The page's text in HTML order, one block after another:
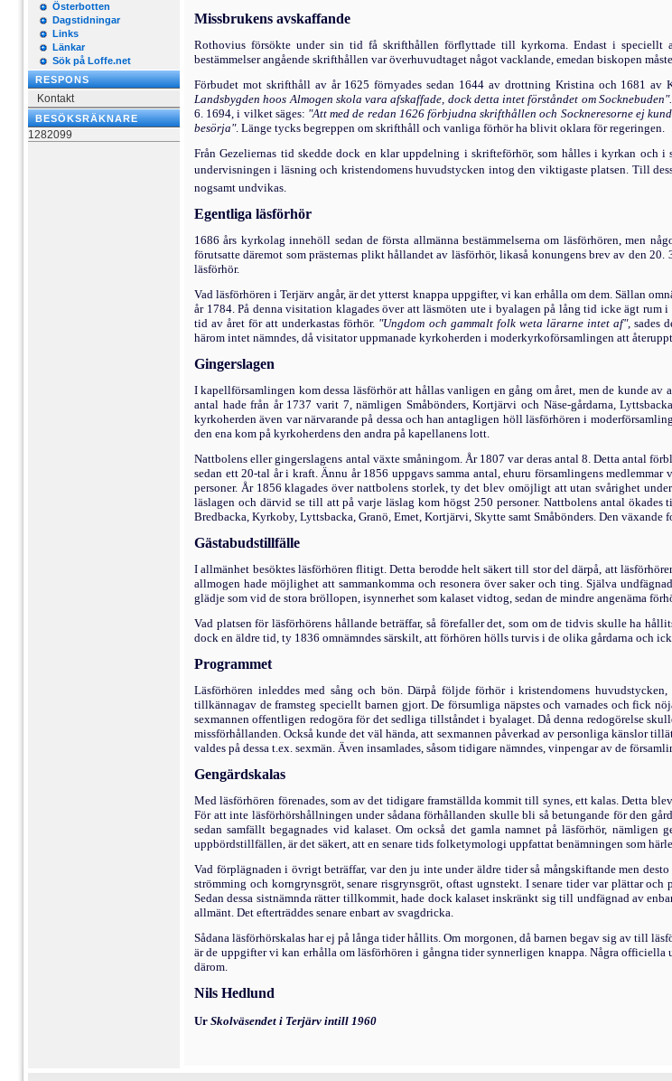
Österbotten
Dagstidningar
Links
Länkar
Sök på Loffe.net
RESPONS
Kontakt
BESÖKSRÄKNARE
1282099
Missbrukens avskaffande
Rothovius försökte under sin tid få skrifthållen förflyttade till kyrkorna. Endast i speciellt
bestämmelser angående skrifthållen var överhuvudtaget något vacklande, emedan bis­kopen
Förbudet mot skrifthåll av år 1625 förnyades sedan 1644 av drott­ning Kristina och 1681
Landsbygden hoos Almogen skola vara afskaffade, dock detta intet förståndet om Socknebuden".
6. 1694, i vilket säges: "Att med de redan 1626 förbjudna skrifthållen och Sockneresorne ej
besörja". Länge tycks begreppen om skrifthåll och vanliga förhör ha blivit oklara för regeringen.
Från Gezeliernas tid skedde dock en klar uppdelning i skrifteförhör, som hålles i kyrkan och
undervisningen i läsning och kristendomens huvudstycken intog den viktigaste platsen. Till
nogsamt undvikas.
Egentliga läsförhör
1686 års kyrkolag innehöll sedan de första allmänna bestämmelserna om läsförhören, men
förutsatte där­emot som prästernas plikt hållandet av läsförhör, likaså konungens brev av den
läsförhör.
Vad läsförhören i Terjärv angår, är det ytterst knappa uppgifter, vi kan erhålla om dem. Sällan
år 1784. På denna visitation klagades över att läsmöten ute i byalagen på lång tid icke ägt
tid av året för att underkastas förhör. "Ungdom och gammalt folk weta lärarne intet af", sades
härom intet nämndes, då visitator uppmanade kyrkoherden i moderkyrkoförsamlingen att
Gingerslagen
I kapellförsamlingen kom dessa läsförhör att hållas vanligen en gång om året, men de kunde
antal hade från år 1737 varit 7, nämligen Småbönders, Kortjärvi och Näse-gårdarna,
kyrkoherden även var när­varande på dessa och han antagligen höll läsförhören i
den ena kom på kyrkoherdens den andra på kapellanens lott.
Nattbolens eller gingerslagens antal växte småningom. År 1807 var deras antal 8. Detta antal
sedan ett 20-tal år i kraft. Ännu år 1856 uppgavs samma antal, ehuru försam­lingens
personer. År 1856 klagades över nattbolens storlek, ty det blev omöjligt att utan svårighet
läslagen och därvid se till att på varje läslag kom högst 250 personer. Nattbolens antal
Bredbacka, Kyrkoby, Lyttsbacka, Granö, Emet, Kortjärvi, Skytte samt Småbönders. Den
Gästabudstillfälle
I allmänhet besöktes läsförhören flitigt. Detta berodde helt säkert till stor del därpå, att
allmogen hade möjlighet att sammankomma och resonera över saker och ting. Själva
glädje som vid de stora bröllopen, isynnerhet som kalaset vidtog, sedan de mindre angenäma
Vad platsen för läsförhörens hållande beträffar, så förefaller det, som om de tidvis skulle ha
dock en äldre tid, ty 1836 omnämndes särskilt, att förhören hölls turvis i de olika gårdarna och
Programmet
Läsförhören inleddes med sång och bön. Därpå följde förhör i kris­tendomens
tillkännagav de framsteg speciellt barnen gjort. De försumliga näpstes och varnades och fick
sexmannen offentligen redo­göra för det sedliga tillståndet i byalaget. Då denna redogörelse
missförhållanden. Också kunde det väl hända, att sexmannen påverkad av personliga känslor
valdes på dessa t.ex. sexmän. Även insamlades, såsom tidigare nämndes, vinpengar av de
Gengärdskalas
Med läsförhören förenades, som av det tidigare framställda kommit till synes, ett kalas. Detta
För att inte läsförhörshållningen under sådana förhållanden skulle bli så betungande för den
sedan sam­fällt begagnades vid kalaset. Om också det gamla namnet på läsförhör,
uppbördstillfällen, är det säkert, att en senare tids folketymologi uppfattat benämningen som
Vad förplägnaden i övrigt beträffar, var den ju inte under äldre tider så mångskiftande men
strömming och korngrynsgröt, senare risgrynsgröt, oftast ugnstekt. I senare tider var plättar
Sedan dessa sistnämnda rätter tillkommit, hade dock kalaset inskränkt sig till undfägnad av
allmänt. Det efterträddes senare enbart av svagdricka.
Sådana läsförhörskalas har ej på långa tider hållits. Om morgonen, då barnen begav sig av till
är de uppgifter vi kan erhålla om läsförhören i gångna tider synnerligen knappa. Några
därom.
Nils Hedlund
Ur Skolväsendet i Terjärv intill 1960